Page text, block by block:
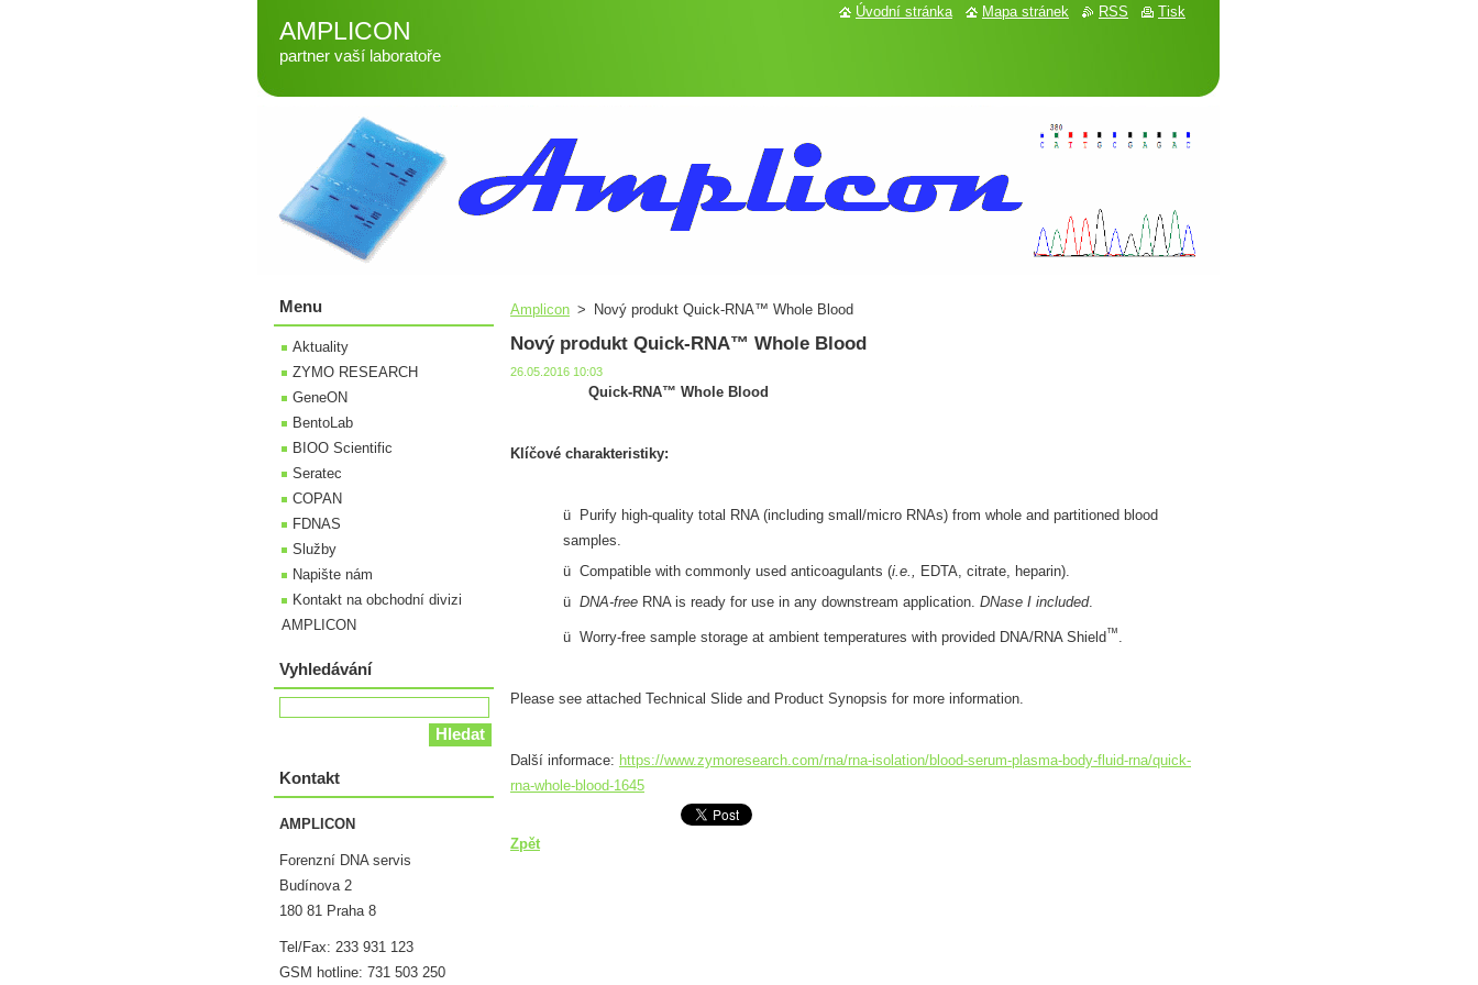
AMPLICON
partner vaší laboratoře
Amplicon > Nový produkt Quick-RNA™ Whole Blood
Nový produkt Quick-RNA™ Whole Blood
26.05.2016 10:03
Quick-RNA™ Whole Blood
Klíčové charakteristiky:
ü Purify high-quality total RNA (including small/micro RNAs) from whole and partitioned blood
samples.
ü Compatible with commonly used anticoagulants (i.e., EDTA, citrate, heparin).
ü DNA-free­ RNA is ready for use in any downstream application. DNase I included.
ü Worry-free sample storage at ambient temperatures with provided DNA/RNA Shield™.
Please see attached Technical Slide and Product Synopsis for more information.
Další informace: https://www.zymoresearch.com/rna/rna-isolation/blood-serum-plasma-body-fluid-rna/quick-
rna-whole-blood-1645
Zpět
Menu
Aktuality
ZYMO RESEARCH
GeneON
BentoLab
BIOO Scientific
Seratec
COPAN
FDNAS
Služby
Napište nám
Kontakt na obchodní divizi
AMPLICON
Vyhledávání
Kontakt
AMPLICON
Forenzní DNA servis
Budínova 2
180 81 Praha 8
Tel/Fax: 233 931 123
GSM hotline: 731 503 250
Úvodní stránka Mapa stránek RSS Tisk